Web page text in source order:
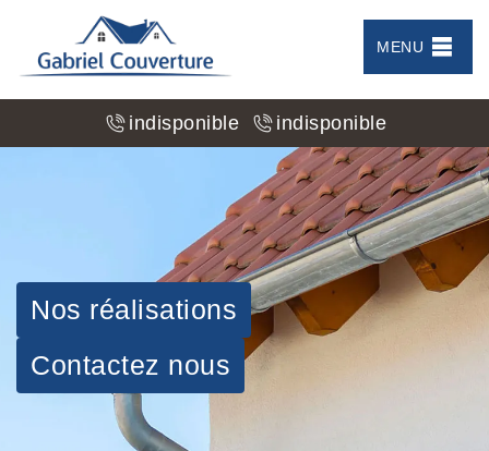
MENU
indisponible indisponible
Nos réalisations
Contactez nous